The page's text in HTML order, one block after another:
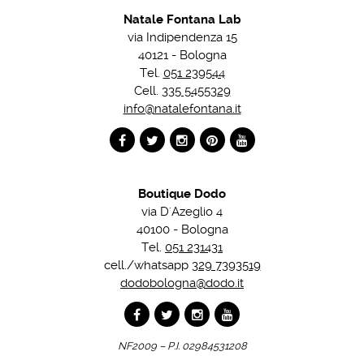
Natale Fontana Lab
via Indipendenza 15
40121 - Bologna
Tel. 051 239544
Cell. 335 5455329
info@natalefontana.it
Boutique Dodo
via D'Azeglio 4
40100 - Bologna
Tel. 051 231431
cell./whatsapp 329 7393519
dodobologna@dodo.it
NF2009 – P.I. 02984531208